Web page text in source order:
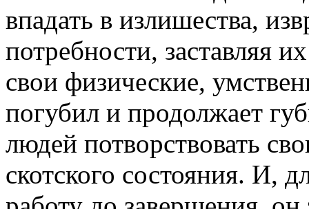
впадать в излишества,
потребности, заставляя
свои физические,
погубил и продолжает
людей потворствовать
скотского состояния. И,